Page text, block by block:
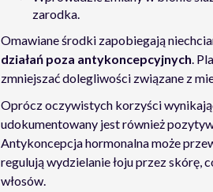
zarodka.
Omawiane środki zapobiegają
działań poza antykoncepcyjnych.
zmniejszać dolegliwości związane z
Oprócz oczywistych korzyści
udokumentowany jest również
Antykoncepcja hormonalna może
regulują wydzielanie łoju przez skórę,
włosów.